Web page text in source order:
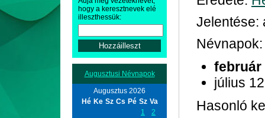
hogy a keresztnevek elé
illeszthessük:
Augusztusi Névnapok
Augusztus 2026
Hé Ke Sz Cs Pé Sz Va
1
2
Jelentése:
Névnapok:
február
július 12
Hasonló